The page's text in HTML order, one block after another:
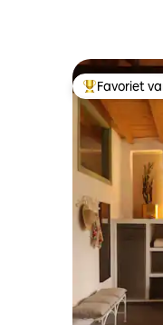
Topfavoriet
Favoriet